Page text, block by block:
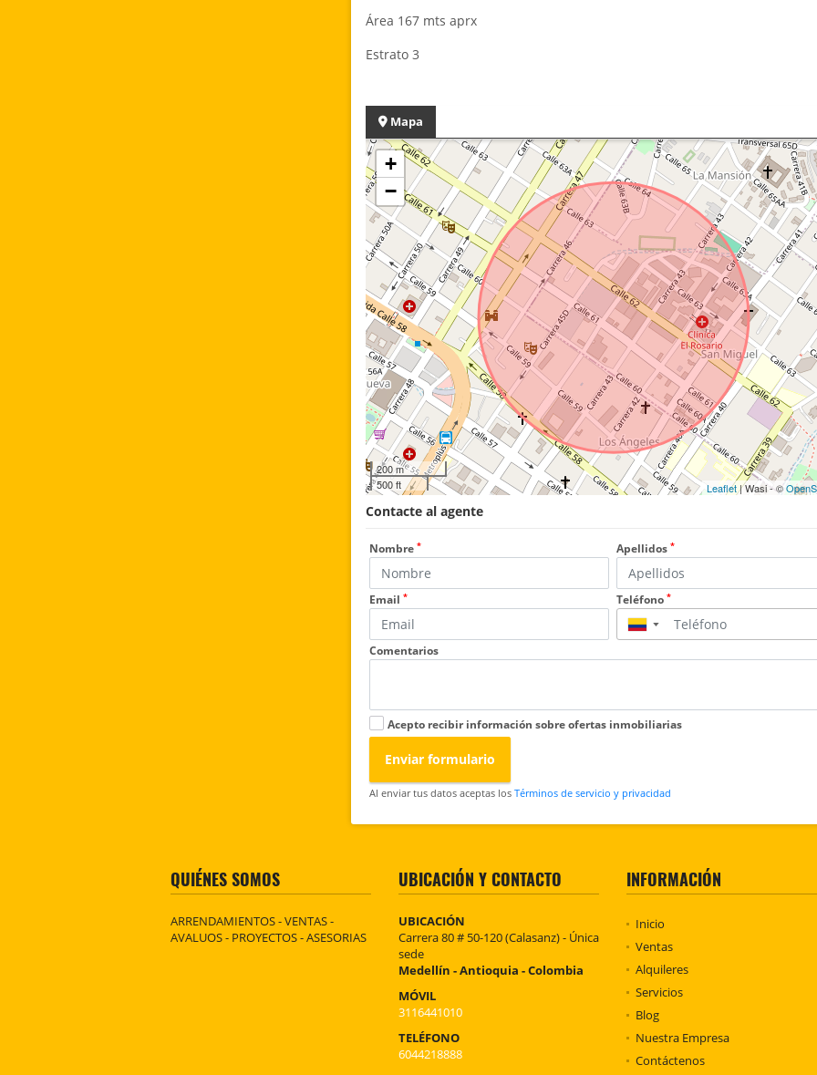
Área 167 mts aprx
Estrato 3
Mapa
+
−
200 m
500 ft
Leaflet| Wasi - ©
Contacte al agente
Nombre * Apellidos *
Email * Teléfono *
▼
Comentarios
Acepto recibir información sobre ofertas inmobiliarias
Enviar formulario
Al enviar tus datos aceptas los Términos de servicio y privacidad
QUIÉNES SOMOS
ARRENDAMIENTOS - VENTAS -
AVALUOS - PROYECTOS - ASESORIAS
UBICACIÓN Y CONTACTO
UBICACIÓN
Carrera 80 # 50-120 (Calasanz) - Única
sede
Medellín - Antioquia - Colombia
MÓVIL
3116441010
TELÉFONO
6044218888
INFORMACIÓN
Inicio
Ventas
Alquileres
Servicios
Blog
Nuestra Empresa
Contáctenos